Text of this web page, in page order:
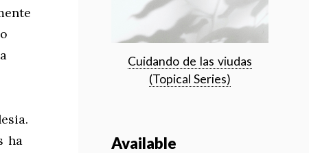
ha
Cuidando de las viudas
(Topical Series)
Available